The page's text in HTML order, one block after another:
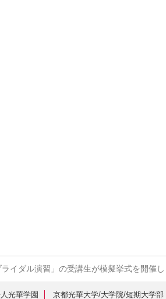
ライダル演習」の受講生が模擬挙式を開催
光華学園 京都光華大学/大学院/短期大学部